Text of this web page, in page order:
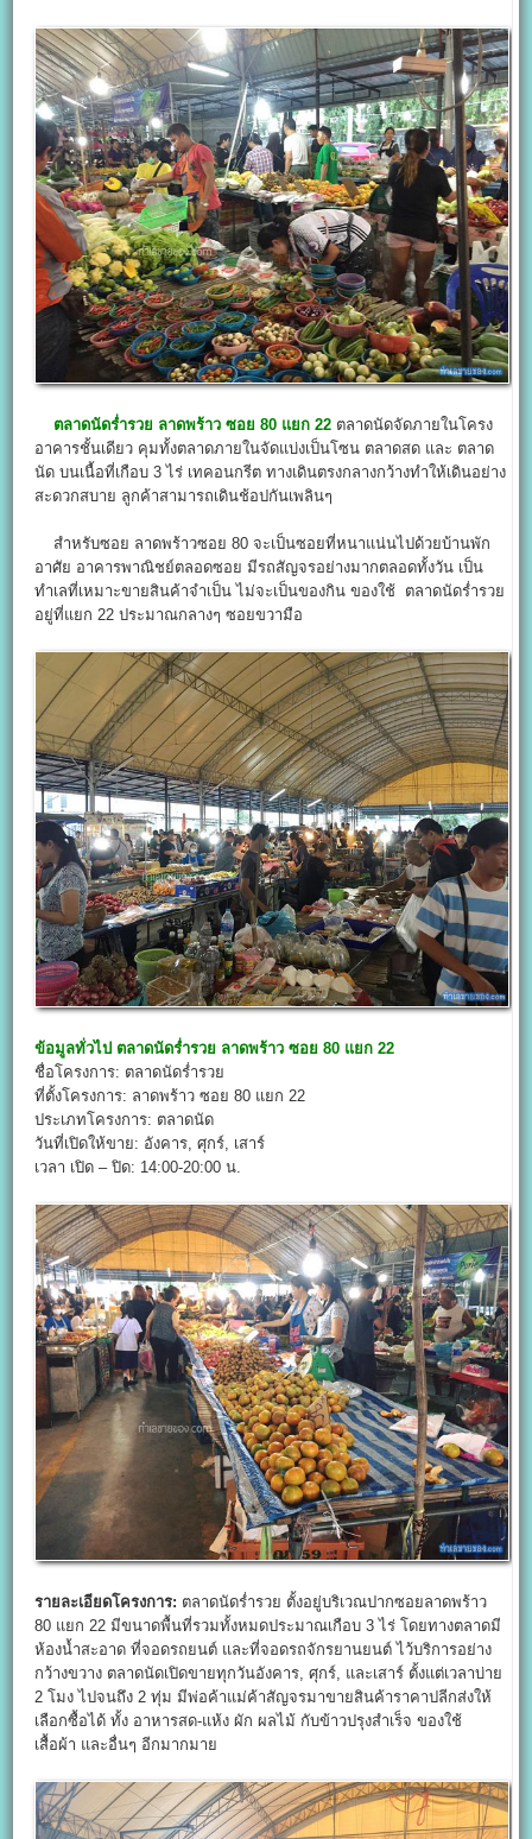
ตลาดนัดร่ำรวย ลาดพร้าว ซอย 80 แยก 22 ตลาดนัดจัดภายในโครง
อาคารชั้นเดียว คุมทั้งตลาดภายในจัดแบ่งเป็นโซน ตลาดสด และ ตลาด
นัด บนเนื้อที่เกือบ 3 ไร่ เทคอนกรีต ทางเดินตรงกลางกว้างทำให้เดินอย่าง
สะดวกสบาย ลูกค้าสามารถเดินช้อปกันเพลินๆ
สำหรับซอย ลาดพร้าวซอย 80 จะเป็นซอยที่หนาแน่นไปด้วยบ้านพัก
อาศัย อาคารพาณิชย์ตลอดซอย มีรถสัญจรอย่างมากตลอดทั้งวัน เป็น
ทำเลที่เหมาะขายสินค้าจำเป็น ไม่จะเป็นของกิน ของใช้ ตลาดนัดร่ำรวย
อยู่ที่แยก 22 ประมาณกลางๆ ซอยขวามือ
ข้อมูลทั่วไป ตลาดนัดร่ำรวย ลาดพร้าว ซอย 80 แยก 22
ชื่อโครงการ: ตลาดนัดร่ำรวย
ที่ตั้งโครงการ: ลาดพร้าว ซอย 80 แยก 22
ประเภทโครงการ: ตลาดนัด
วันที่เปิดให้ขาย: อังคาร, ศุกร์, เสาร์
เวลา เปิด – ปิด: 14:00-20:00 น.
รายละเอียดโครงการ: ตลาดนัดร่ำรวย ตั้งอยู่บริเวณปากซอยลาดพร้าว
80 แยก 22 มีขนาดพื้นที่รวมทั้งหมดประมาณเกือบ 3 ไร่ โดยทางตลาดมี
ห้องน้ำสะอาด ที่จอดรถยนต์ และที่จอดรถจักรยานยนต์ ไว้บริการอย่าง
กว้างขวาง ตลาดนัดเปิดขายทุกวันอังคาร, ศุกร์, และเสาร์ ตั้งแต่เวลาบ่าย
2 โมง ไปจนถึง 2 ทุ่ม มีพ่อค้าแม่ค้าสัญจรมาขายสินค้าราคาปลีกส่งให้
เลือกซื้อได้ ทั้ง อาหารสด-แห้ง ผัก ผลไม้ กับข้าวปรุงสำเร็จ ของใช้
เสื้อผ้า และอื่นๆ อีกมากมาย